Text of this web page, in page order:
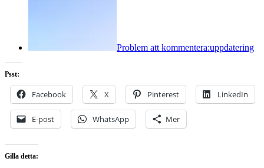
Problem att kommentera:uppdatering
Psst:
Facebook X Pinterest LinkedIn
E-post WhatsApp Mer
Gilla detta: